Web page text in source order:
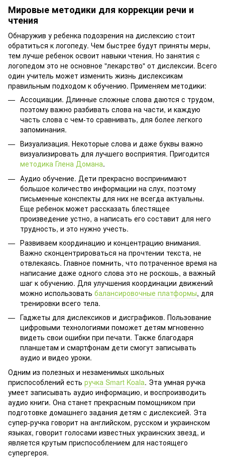
Мировые методики для коррекции речи и
чтения
Обнаружив у ребенка подозрения на дислексию стоит
обратиться к логопеду. Чем быстрее будут приняты меры,
тем лучше ребенок освоит навыки чтения. Но занятия с
логопедом это не основное "лекарство" от дислексии. Всего
один учитель может изменить жизнь дислексикам
правильным подходом к обучению. Применяем методики:
Ассоциации. Длинные сложные слова даются с трудом,
поэтому важно разбивать слова на части, и каждую
часть слова с чем-то сравнивать, для более легкого
запоминания.
Визуализация. Некоторые слова и даже буквы важно
визуализировать для лучшего восприятия. Пригодится
методика Глена Домана.
Аудио обучение. Дети прекрасно воспринимают
большое количество информации на слух, поэтому
письменные конспекты для них не всегда актуальны.
Еще ребенок может рассказать блестящее
произведение устно, а написать его составит для него
трудность, и это нужно учесть.
Развиваем координацию и концентрацию внимания.
Важно сконцентрироваться на прочтении текста, не
отвлекаясь. Главное помнить, что потраченное время на
написание даже одного слова это не роскошь, а важный
шаг к обучению. Для улучшения координации движений
можно использовать балансировочные платформы, для
тренировки всего тела.
Гаджеты для дислексиков и дисграфиков. Пользование
цифровыми технологиями поможет детям мгновенно
видеть свои ошибки при печати. Также благодаря
планшетам и смартфонам дети смогут записывать
аудио и видео уроки.
Одним из полезных и незаменимых школьных
приспособлений есть ручка Smart Koala. Эта умная ручка
умеет записывать аудио информацию, и воспроизводить
аудио книги. Она станет прекрасным помощником при
подготовке домашнего задания детям с дислексией. Эта
супер-ручка говорит на английском, русском и украинском
языках, говорит голосами известных украинских звезд, и
является крутым приспособлением для настоящего
супергероя.